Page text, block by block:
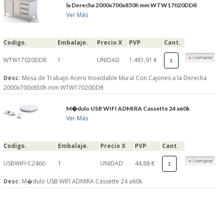
la Derecha 2000x700x850h mm WTW17020DDR
Ver Más
Codigo. Embalaje. Precio X PVP Cant.
WTW17020DDR 1 UNIDAD 1.481,91 €
Desc: Mesa de Trabajo Acero Inoxidable Mural Con Cajones a la Derecha
2000x700x850h mm WTW17020DDR
M�dulo USB WIFI ADMIRA Cassette 24 a60k
Ver Más
Codigo. Embalaje. Precio X PVP Cant.
USBWIFI-C2460 1 UNIDAD 44,88 €
Desc: M�dulo USB WIFI ADMIRA Cassette 24 a60k